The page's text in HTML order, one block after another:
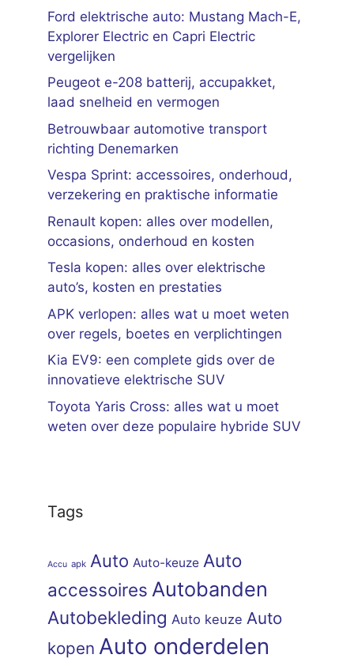
Ford elektrische auto: Mustang Mach-E,
Explorer Electric en Capri Electric
vergelijken
Peugeot e-208 batterij, accupakket,
laad snelheid en vermogen
Betrouwbaar automotive transport
richting Denemarken
Vespa Sprint: accessoires, onderhoud,
verzekering en praktische informatie
Renault kopen: alles over modellen,
occasions, onderhoud en kosten
Tesla kopen: alles over elektrische
auto’s, kosten en prestaties
APK verlopen: alles wat u moet weten
over regels, boetes en verplichtingen
Kia EV9: een complete gids over de
innovatieve elektrische SUV
Toyota Yaris Cross: alles wat u moet
weten over deze populaire hybride SUV
Tags
Accu apk Auto Auto-keuze Auto
accessoires Autobanden
Autobekleding Auto keuze Auto
kopen Auto onderdelen